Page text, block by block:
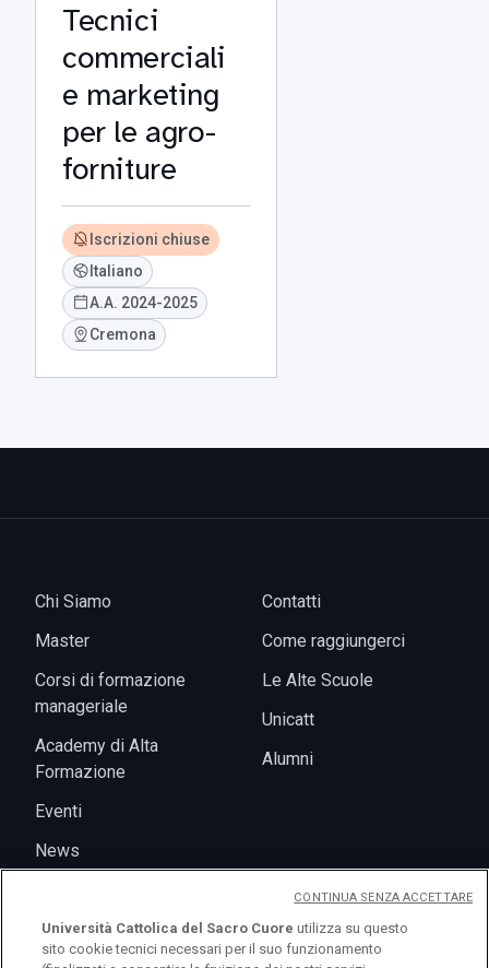
Tecnici
commerciali
e marketing
per le agro-
forniture
Iscrizioni chiuse
Italiano
A.A. 2024-2025
Cremona
Chi Siamo
Master
Corsi di formazione
manageriale
Academy di Alta
Formazione
Eventi
News
Contatti
Come raggiungerci
Le Alte Scuole
Unicatt
Alumni
Università Cattolica del Sacro Cuore utilizza su questo
sito cookie tecnici necessari per il suo funzionamento
CONTINUA SENZA ACCETTARE